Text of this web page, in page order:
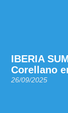
IBERIA
Corellano
26/09/2025